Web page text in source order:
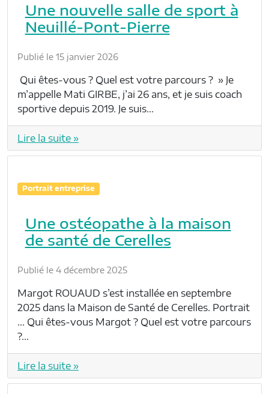
Une nouvelle salle de sport à
Neuillé-Pont-Pierre
Publié le 15 janvier 2026
Qui êtes-vous ? Quel est votre parcours ? » Je
m’appelle Mati GIRBE, j’ai 26 ans, et je suis coach
sportive depuis 2019. Je suis…
Lire la suite »
Portrait entreprise
Une ostéopathe à la maison
de santé de Cerelles
Publié le 4 décembre 2025
Margot ROUAUD s’est installée en septembre
2025 dans la Maison de Santé de Cerelles. Portrait
… Qui êtes-vous Margot ? Quel est votre parcours
?…
Lire la suite »